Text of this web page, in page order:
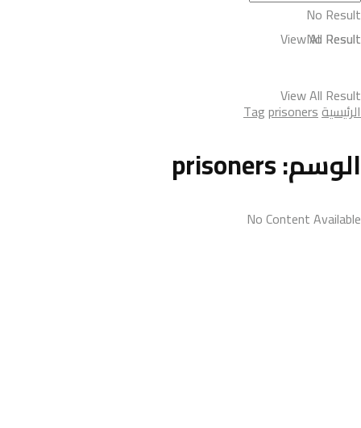
No Result
View All Result
No Result
View All Result
الرئيسية Tagprisoners
الوسم:prisoners
No Content Available